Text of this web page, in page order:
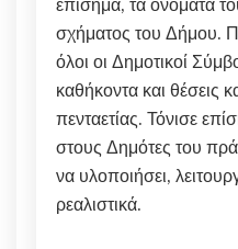
επίσημα, τα ονόματα
σχήματος του Δήμου.
όλοι οι Δημοτικοί
καθήκοντα και θέσεις
πενταετίας. Τόνισε
στους Δημότες του
να υλοποιήσει,
ρεαλιστικά.